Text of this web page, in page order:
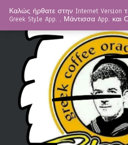
Καλώς ήρθατε στην Internet Version
Greek Style App. , Μάντισσα App. και